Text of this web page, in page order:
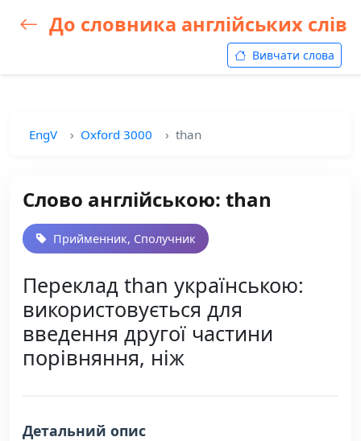
До словника англійських слів
Вивчати слова
EngV Oxford 3000 than
Слово англійською: than
Прийменник, Сполучник
Переклад than українською:
використовується для
введення другої частини
порівняння, ніж
Детальний опис